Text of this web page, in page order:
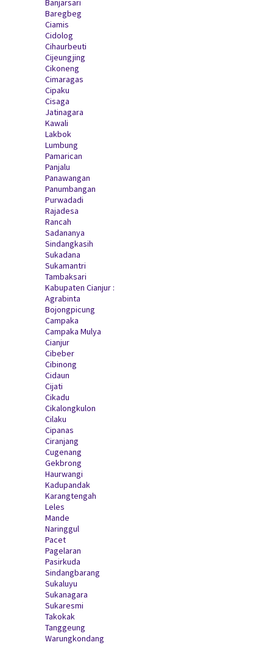
Banjarsari
Baregbeg
Ciamis
Cidolog
Cihaurbeuti
Cijeungjing
Cikoneng
Cimaragas
Cipaku
Cisaga
Jatinagara
Kawali
Lakbok
Lumbung
Pamarican
Panjalu
Panawangan
Panumbangan
Purwadadi
Rajadesa
Rancah
Sadananya
Sindangkasih
Sukadana
Sukamantri
Tambaksari
Kabupaten Cianjur :
Agrabinta
Bojongpicung
Campaka
Campaka Mulya
Cianjur
Cibeber
Cibinong
Cidaun
Cijati
Cikadu
Cikalongkulon
Cilaku
Cipanas
Ciranjang
Cugenang
Gekbrong
Haurwangi
Kadupandak
Karangtengah
Leles
Mande
Naringgul
Pacet
Pagelaran
Pasirkuda
Sindangbarang
Sukaluyu
Sukanagara
Sukaresmi
Takokak
Tanggeung
Warungkondang